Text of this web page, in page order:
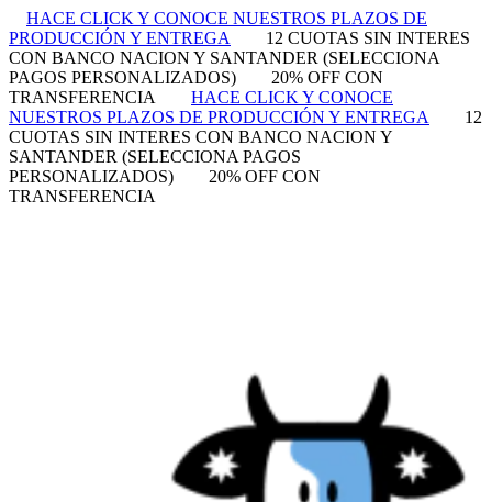
HACE CLICK Y CONOCE NUESTROS PLAZOS DE
PRODUCCIÓN Y ENTREGA
12 CUOTAS SIN INTERES
CON BANCO NACION Y SANTANDER (SELECCIONA
PAGOS PERSONALIZADOS)
20% OFF CON
TRANSFERENCIA
HACE CLICK Y CONOCE
NUESTROS PLAZOS DE PRODUCCIÓN Y ENTREGA
12
CUOTAS SIN INTERES CON BANCO NACION Y
SANTANDER (SELECCIONA PAGOS
PERSONALIZADOS)
20% OFF CON
TRANSFERENCIA